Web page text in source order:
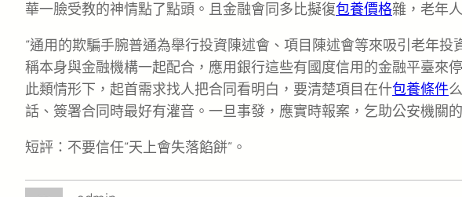
華一臉受教的神情點了點頭。且金融會同多比擬復包養價格雜，老年
“通用的欺騙手腕普通為舉行投資陳述會、項目陳述會等來吸引老年
稱本身與金融機構一起配合，應用銀行這些有國度信用的金融平臺來
此類情形下，起首需求找人把合同看明白，要清楚項目在什包養條件
話、簽署合同時最好有灌音。一旦事發，應實時報案，乞助公安機關
短評：不要信任“天上會失落餡餅”。